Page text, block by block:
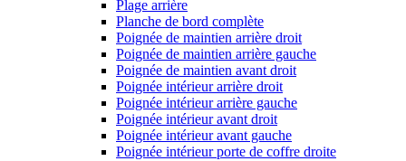
Plage arrière
Planche de bord complète
Poignée de maintien arrière droit
Poignée de maintien arrière gauche
Poignée de maintien avant droit
Poignée intérieur arrière droit
Poignée intérieur arrière gauche
Poignée intérieur avant droit
Poignée intérieur avant gauche
Poignée intérieur porte de coffre droite